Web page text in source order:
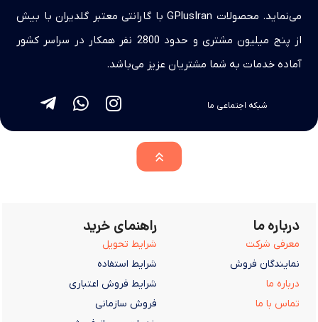
می‌نماید. محصولات GPlusIran با گارانتی معتبر گلدیران با بیش
از پنج میلیون مشتری و حدود 2800 نفر همکار در سراسر کشور
آماده خدمات به شما مشتریان عزیز می‌باشد.
شبکه اجتماعی ما
درباره ما
معرفی شرکت
نمایندگان فروش
درباره ما
تماس با ما
راهنمای خرید
شرایط تحویل
شرایط استفاده
شرایط فروش اعتباری
فروش سازمانی